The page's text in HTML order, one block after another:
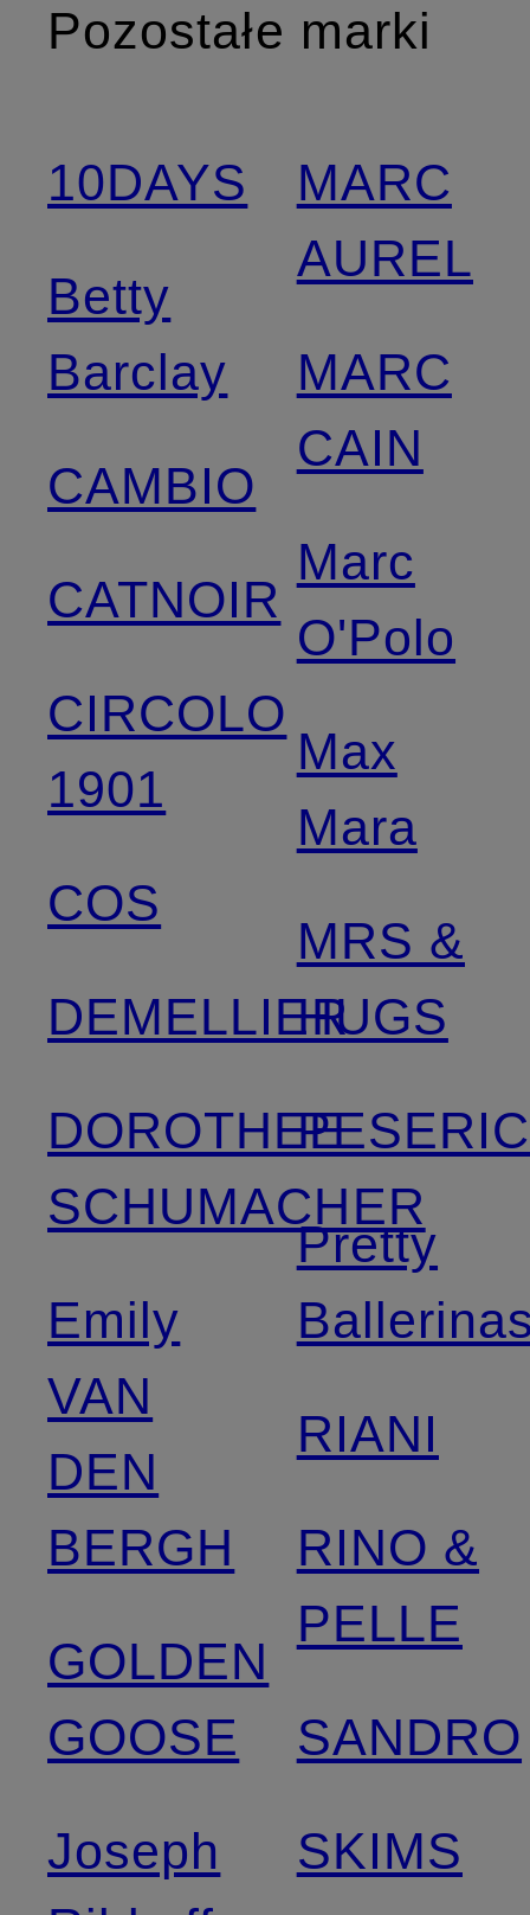
Pozostałe marki
10DAYS
Betty
Barclay
CAMBIO
CATNOIR
CIRCOLO
1901
COS
DEMELLIER
DOROTHEE
SCHUMACHER
Emily
VAN
DEN
BERGH
GOLDEN
GOOSE
Joseph
MARC
AUREL
MARC
CAIN
Marc
O'Polo
Max
Mara
MRS &
HUGS
Pretty
RIANI
RINO &
PELLE
SANDRO
SKIMS